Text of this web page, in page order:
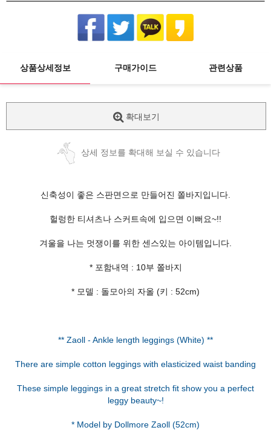
상품상세정보 구매가이드 관련상품
확대보기
상세 정보를 확대해 보실 수 있습니다
신축성이 좋은 스판면으로 만들어진 쫄바지입니다.
헐렁한 티셔츠나 스커트속에 입으면 이뻐요~!!
겨울을 나는 멋쟁이를 위한 센스있는 아이템입니다.
* 포함내역 : 10부 쫄바지
* 모델 : 돌모아의 자올 (키 : 52cm)
** Zaoll - Ankle length leggings (White) **
There are simple cotton leggings with elasticized waist banding
These simple leggings in a great stretch fit show you a perfect
leggy beauty~!